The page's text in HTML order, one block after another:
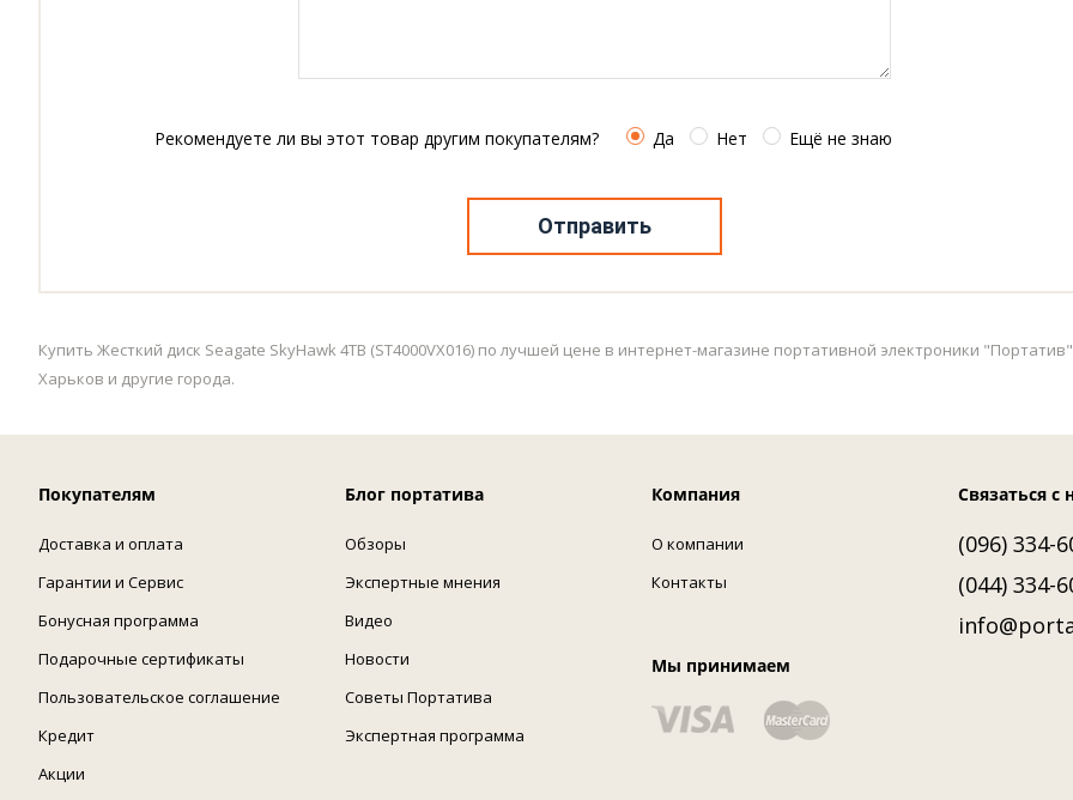
Рекомендуете ли вы этот товар другим покупателям? Да Нет Ещё не знаю
Отправить
Купить Жесткий диск Seagate SkyHawk 4TB (ST4000VX016) по лучшей цене в интернет-магазине портативной электроники
Харьков и другие города.
Покупателям
Доставка и оплата
Гарантии и Сервис
Бонусная программа
Подарочные сертификаты
Пользовательское соглашение
Кредит
Акции
Блог портатива
Обзоры
Экспертные мнения
Видео
Новости
Советы Портатива
Экспертная программа
Компания
О компании
Контакты
Мы принимаем
Связаться с
(096) 334-
(044) 334-